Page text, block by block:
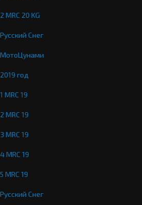
2 MRC 20 KG
Русский Снег
МотоЦунами
2019 год
1 MRC 19
2 MRC 19
3 MRC 19
4 MRC 19
5 MRC 19
Русский Снег